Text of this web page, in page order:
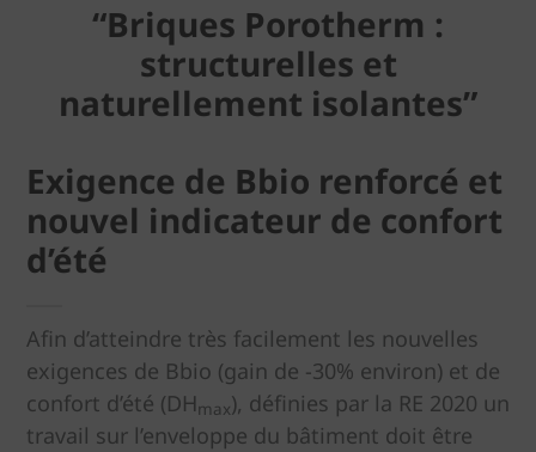
“Briques Porotherm :
structurelles et
naturellement isolantes”
Exigence de Bbio renforcé et
nouvel indicateur de confort
d’été
Afin d’atteindre très facilement les nouvelles
exigences de Bbio (gain de -30% environ) et de
confort d’été (DHmax), définies par la RE 2020 un
travail sur l’enveloppe du bâtiment doit être